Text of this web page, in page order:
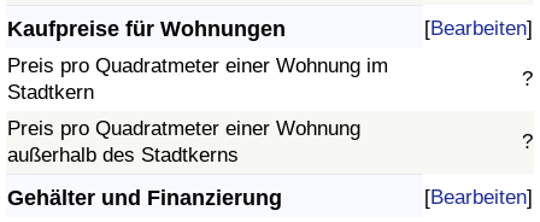
Kaufpreise für Wohnungen [Bearbeiten]
Preis pro Quadratmeter einer Wohnung im
Stadtkern
?
Preis pro Quadratmeter einer Wohnung
außerhalb des Stadtkerns
?
Gehälter und Finanzierung [Bearbeiten]
Kriminalitäts-Index (aktuell)
Kriminalitäts-Index
Kriminalitätsindex nach Land
Gesundheitsversorgung